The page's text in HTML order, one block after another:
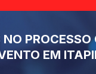
NO
EM